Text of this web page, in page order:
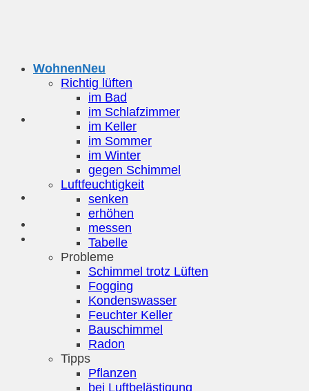
Wohnen
Richtig lüften
im Bad
im Schlafzimmer
im Keller
im Sommer
im Winter
gegen Schimmel
Luftfeuchtigkeit
senken
erhöhen
messen
Tabelle
Probleme
Schimmel trotz Lüften
Fogging
Kondenswasser
Feuchter Keller
Bauschimmel
Radon
Tipps
Pflanzen
bei Luftbelästigung